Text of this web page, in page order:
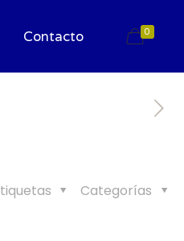
Contacto 0
Categorías